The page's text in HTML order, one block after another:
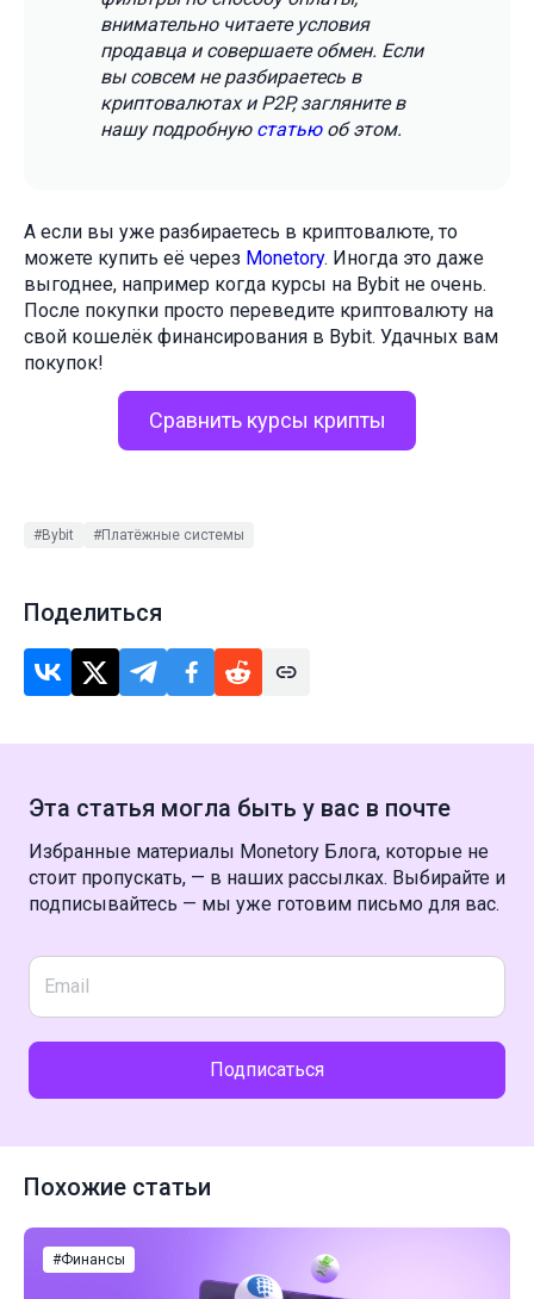
внимательно читаете условия
продавца и совершаете обмен. Если
вы совсем не разбираетесь в
криптовалютах и P2P, загляните в
нашу подробную статьюоб этом.
А если вы уже разбираетесь в криптовалюте, то
можете купить её через Monetory. Иногда это даже
выгоднее, например когда курсы на Bybit не очень.
После покупки просто переведите криптовалюту на
свой кошелёк финансирования в Bybit. Удачных вам
покупок!
Сравнить курсы крипты
#Bybit #Платёжные системы
Поделиться
Эта статья могла быть у вас в почте
Избранные материалы Monetory Блога, которые не
стоит пропускать, — в наших рассылках. Выбирайте и
подписывайтесь — мы уже готовим письмо для вас.
Подписаться
Похожие статьи
#Финансы